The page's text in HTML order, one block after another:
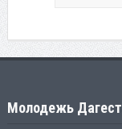
Молодежь